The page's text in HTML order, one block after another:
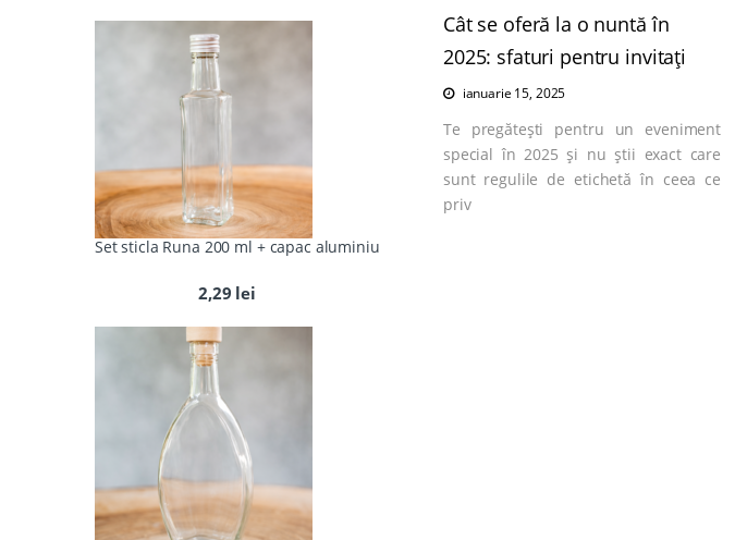
Cât se oferă la o nuntă în
2025: sfaturi pentru invitați
ianuarie 15, 2025
Te pregătești pentru un eveniment
special în 2025 și nu știi exact care
sunt regulile de etichetă în ceea ce
priv
Set sticla Runa 200 ml + capac aluminiu
2,29 lei